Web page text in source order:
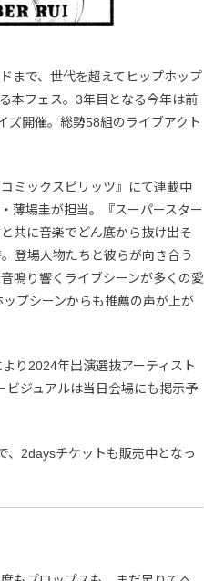
まで、世代を超えてヒップホップ
本フェス。3年目となる今年は前
ズ開催。総勢58組のライブアクト
ミックスピリッツ』にて連載中
薄場圭が担当。『スーパースター
共に音楽でどん底から抜け出そ
登場人物たちと彼らが向き合う
鳴り響くライブシーンが多くの愛
プシーンからも推薦の声が上が
り2024年出演選抜アーティスト
ビジュアルは当日会場にも掲示予
、2daysチケットも販売中となっ